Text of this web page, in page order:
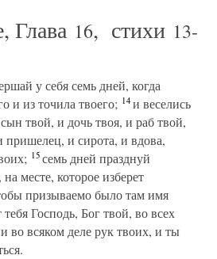
Глава 16, стихи 13-
у себя семь дней, когда
и из точила твоего; 14и веселись
твой, и дочь твоя, и раб твой,
пришелец, и сирота, и вдова,
15семь дней празднуй
месте, которое изберет
призываемо было там имя
Господь, Бог твой, во всех
во всяком деле рук твоих, и ты